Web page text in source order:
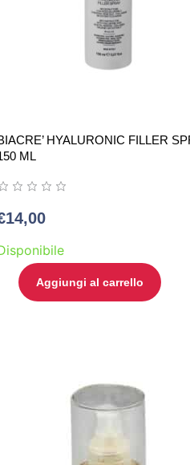
HYALURONIC FILLER
ML
14,00
Aggiungi al carrello